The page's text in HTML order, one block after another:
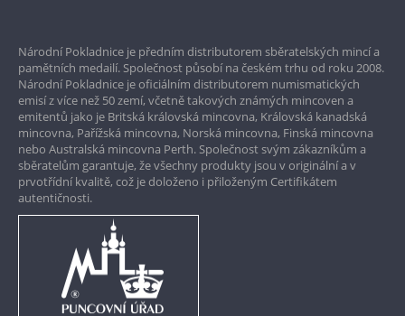
Garance nejvyšší kvality
Pouze originální produkty
Národní Pokladnice je předním distributorem sběratelských mincí a
pamětních medailí. Společnost působí na českém trhu od roku 2008.
Národní Pokladnice je oficiálním distributorem numismatických
emisí z více než 50 zemí, včetně takových známých mincoven a
emitentů jako je Britská královská mincovna, Královská kanadská
mincovna, Pařížská mincovna, Norská mincovna, Finská mincovna
nebo Australská mincovna Perth. Společnost svým zákazníkům a
sběratelům garantuje, že všechny produkty jsou v originální a v
prvotřídní kvalitě, což je doloženo i přiloženým Certifikátem
autentičnosti.